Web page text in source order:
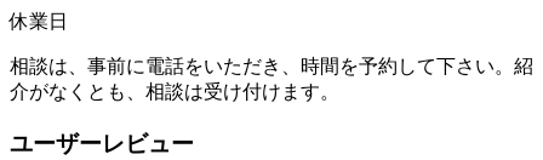
休業日
相談は、事前に電話をいただき、時間を予約して下さい。紹
介がなくとも、相談は受け付けます。
ユーザーレビュー